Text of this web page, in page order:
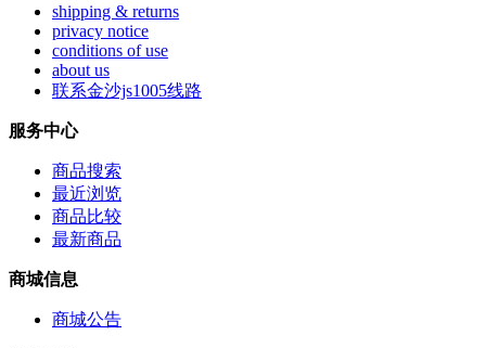
shipping & returns
privacy notice
conditions of use
about us
联系金沙js1005线路
服务中心
商品搜索
最近浏览
商品比较
最新商品
商城信息
商城公告